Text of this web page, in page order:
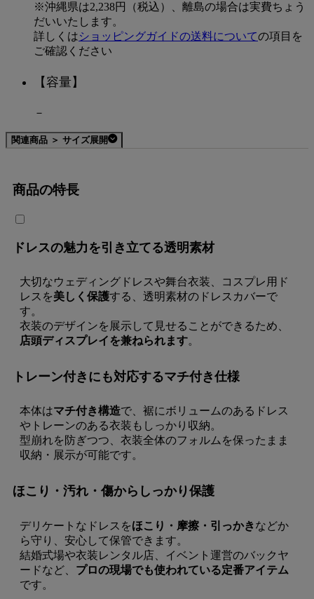
ドレスを美しく保管。透け感のある
1セット ¥ 1,320 税込 〜
※沖縄県は2,238円（税込）、離島の場合は実費ちょう
だいいたします。
詳しくはショッピングガイドの送料についての項目を
ご確認ください
【容量】
－
関連商品 ＞ サイズ展開
商品の特長
ドレスの魅力を引き立てる透明素材
大切なウェディングドレスや舞台衣装、コスプレ用ド
レスを美しく保護する、透明素材のドレスカバーで
す。
衣装のデザインを展示して見せることができるため、
店頭ディスプレイを兼ねられます。
トレーン付きにも対応するマチ付き仕様
本体はマチ付き構造で、裾にボリュームのあるドレス
やトレーンのある衣装もしっかり収納。
型崩れを防ぎつつ、衣装全体のフォルムを保ったまま
収納・展示が可能です。
ほこり・汚れ・傷からしっかり保護
デリケートなドレスをほこり・摩擦・引っかき などか
ら守り、安心して保管できます。
結婚式場や衣装レンタル店、イベント運営のバックヤ
ードなど、 プロの現場でも使われている定番アイテム
です。